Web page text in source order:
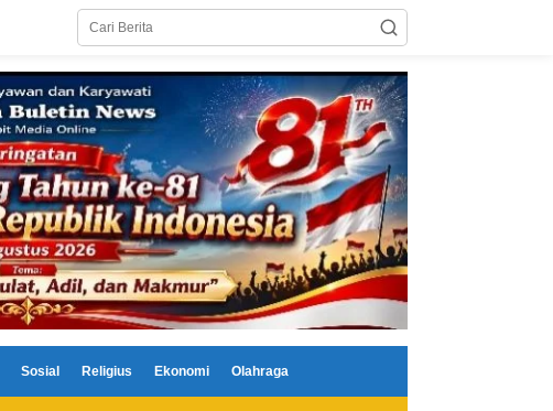
Sosial Religius Ekonomi Olahraga